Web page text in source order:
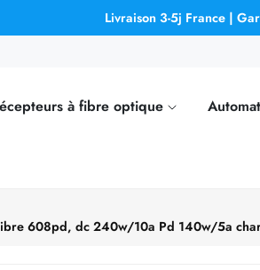
Livraison 3-5j France |
à fibre optique
608pd, dc 240w/10a Pd 140w/5a